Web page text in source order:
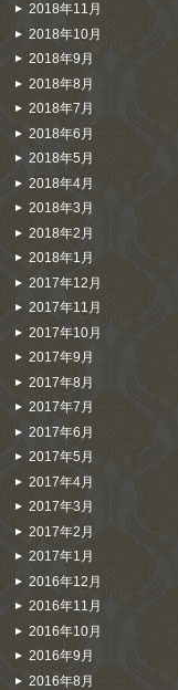
2018年11月
2018年10月
2018年9月
2018年8月
2018年7月
2018年6月
2018年5月
2018年4月
2018年3月
2018年2月
2018年1月
2017年12月
2017年11月
2017年10月
2017年9月
2017年8月
2017年7月
2017年6月
2017年5月
2017年4月
2017年3月
2017年2月
2017年1月
2016年12月
2016年11月
2016年10月
2016年9月
2016年8月